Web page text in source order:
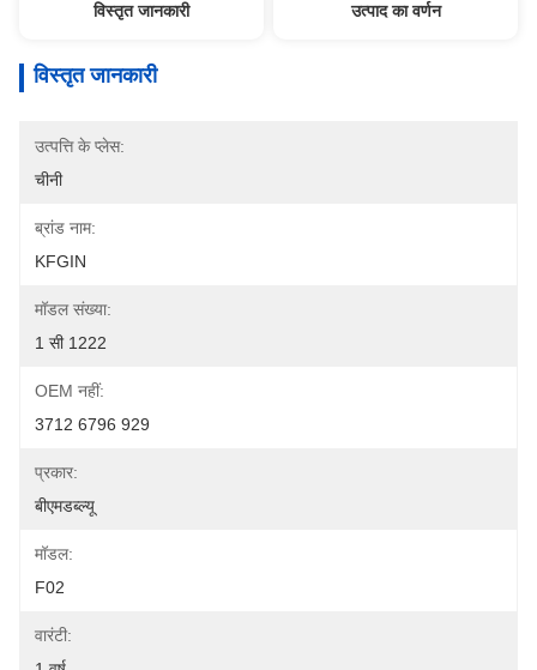
विस्तृत जानकारी उत्पाद का वर्णन
विस्तृत जानकारी
उत्पत्ति के प्लेस:
चीनी
ब्रांड नाम:
KFGIN
मॉडल संख्या:
1 सी 1222
OEM नहीं:
3712 6796 929
प्रकार:
बीएमडब्ल्यू
मॉडल:
F02
वारंटी: